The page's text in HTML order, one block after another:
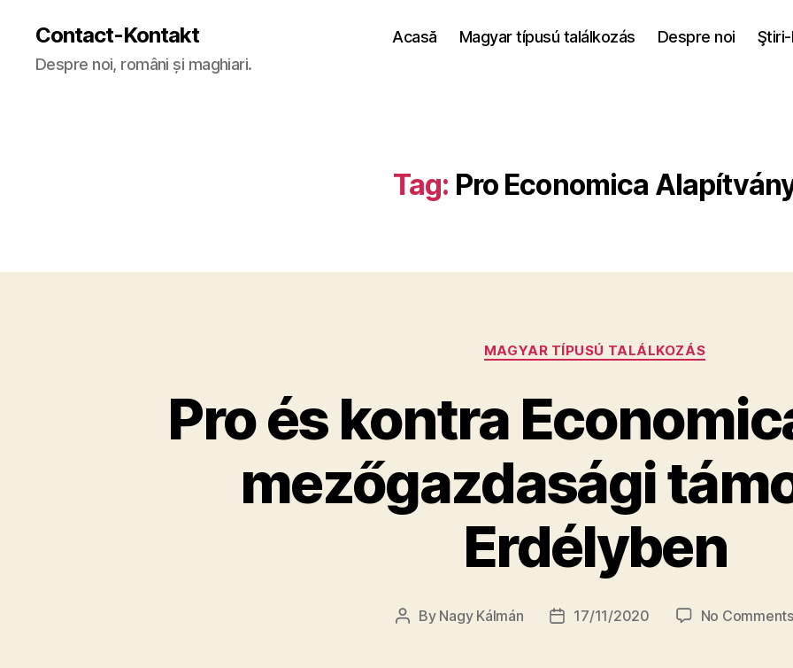
Contact-Kontakt
Despre noi, români și maghiari.
Acasă Magyar típusú találkozás Despre noi
Tag: Pro Economica
Categories
MAGYAR TÍPUSÚ TALÁLKOZÁS
Pro és kontra
mezőgazdasági
Erdélyben
Post
By Nagy Kálmán
Post17/11/2020 No Comments